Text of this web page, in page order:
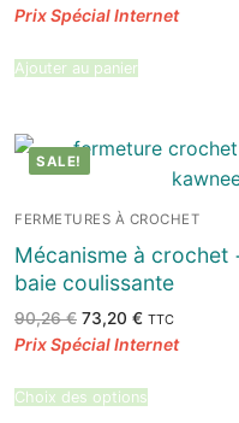
Ajouter au panier
SALE!
FERMETURES À CROCHET
Mécanisme à
baie coulissante
90,26€ Le
prix
initial
73,20 €Le
actuel
TTC
Choix des options